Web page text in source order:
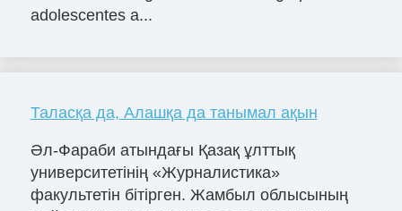
adolescentes a...
Таласқа да, Алашқа да танымал ақын
Әл-Фараби атындағы Қазақ ұлттық
университетінің «Журналистика»
факультетін бітірген. Жамбыл облысының